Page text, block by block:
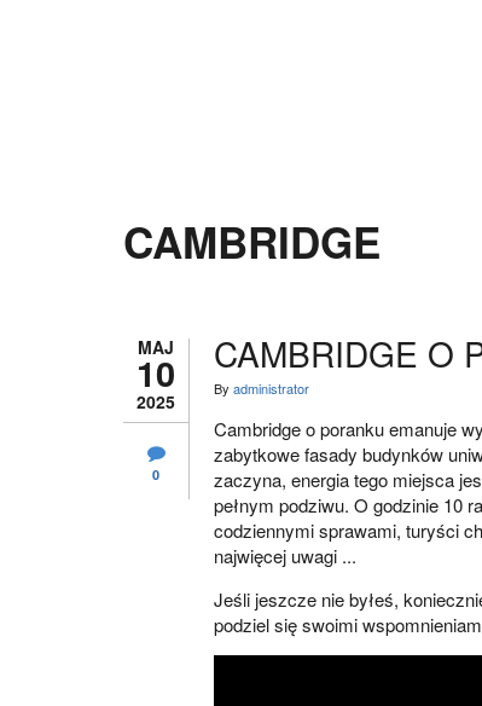
CAMBRIDGE
MAJ
10
2025
0
CAMBRIDGE O
By administrator
Cambridge o poranku emanuje
zabytkowe fasady budynków
zaczyna, energia tego miejsca
pełnym podziwu. O godzinie 10
codziennymi sprawami, turyści
najwięcej uwagi ...
Jeśli jeszcze nie byłeś,
podziel się swoimi